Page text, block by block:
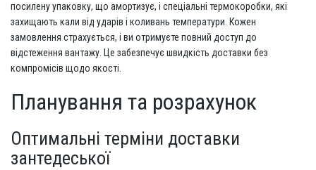
посилену упаковку, що амортизує, і спеціальні термокоробки, які
захищають кали від ударів і коливань температури. Кожен
замовлення страхується, і ви отримуєте повний доступ до
відстеження вантажу. Це забезпечує швидкість доставки без
компромісів щодо якості.
Планування та розрахунок
Оптимальні терміни доставки
зантедеської